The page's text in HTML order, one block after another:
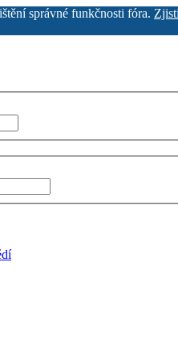
správné funkčnosti fóra.